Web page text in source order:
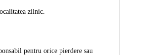
zilnic.
pentru orice pierdere sau